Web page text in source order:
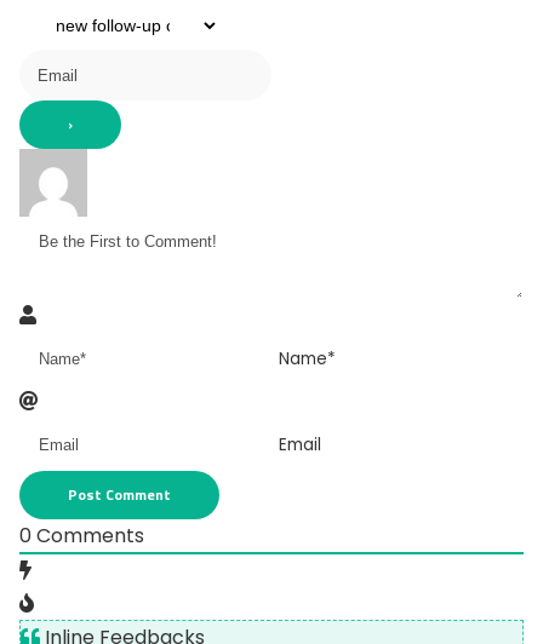
Name*
Email
0Comments
Inline Feedbacks